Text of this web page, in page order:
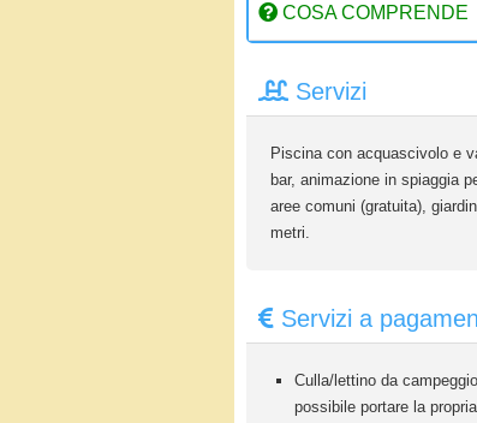
COSA COMPRENDE
Servizi
Piscina con acquascivolo e
bar, animazione in spiaggia
aree comuni (gratuita),
metri.
Servizi a
Culla/lettino da
possibile portare la